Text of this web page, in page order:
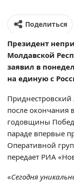
Поделиться
Президент
Молдавской
заявил в
на единую с
после окончания
годовщины
параде впервые
Оперативной
передает РИА
«Сегодня